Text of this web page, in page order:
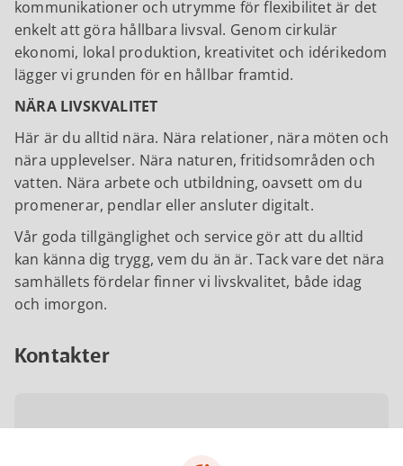
kommunikationer och utrymme för flexibilitet är det
enkelt att göra hållbara livsval. Genom cirkulär
ekonomi, lokal produktion, kreativitet och idérikedom
lägger vi grunden för en hållbar framtid.
NÄRA LIVSKVALITET
Här är du alltid nära. Nära relationer, nära möten och
nära upplevelser. Nära naturen, fritidsområden och
vatten. Nära arbete och utbildning, oavsett om du
promenerar, pendlar eller ansluter digitalt.
Vår goda tillgänglighet och service gör att du alltid
kan känna dig trygg, vem du än är. Tack vare det nära
samhällets fördelar finner vi livskvalitet, både idag
och imorgon.
Kontakter
Gustav Olofsson